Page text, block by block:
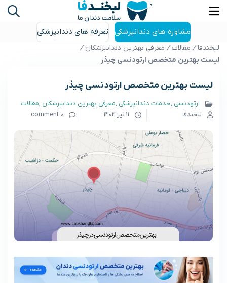
مشاوره های دندانپزشکی تعرفه های دندانپزشکی
لبخندفا / مقالات / معرفی بهترین دندانپزشکان /
لیست بهترین متخصص ارتودنسی چیذر
لیست بهترین متخصص ارتودنسی چیذر
ارتودنسی خدمات دندانپزشکی معرفی بهترین دندانپزشکان مقالات
لبخندفا
11 تیر 1404 0 comment